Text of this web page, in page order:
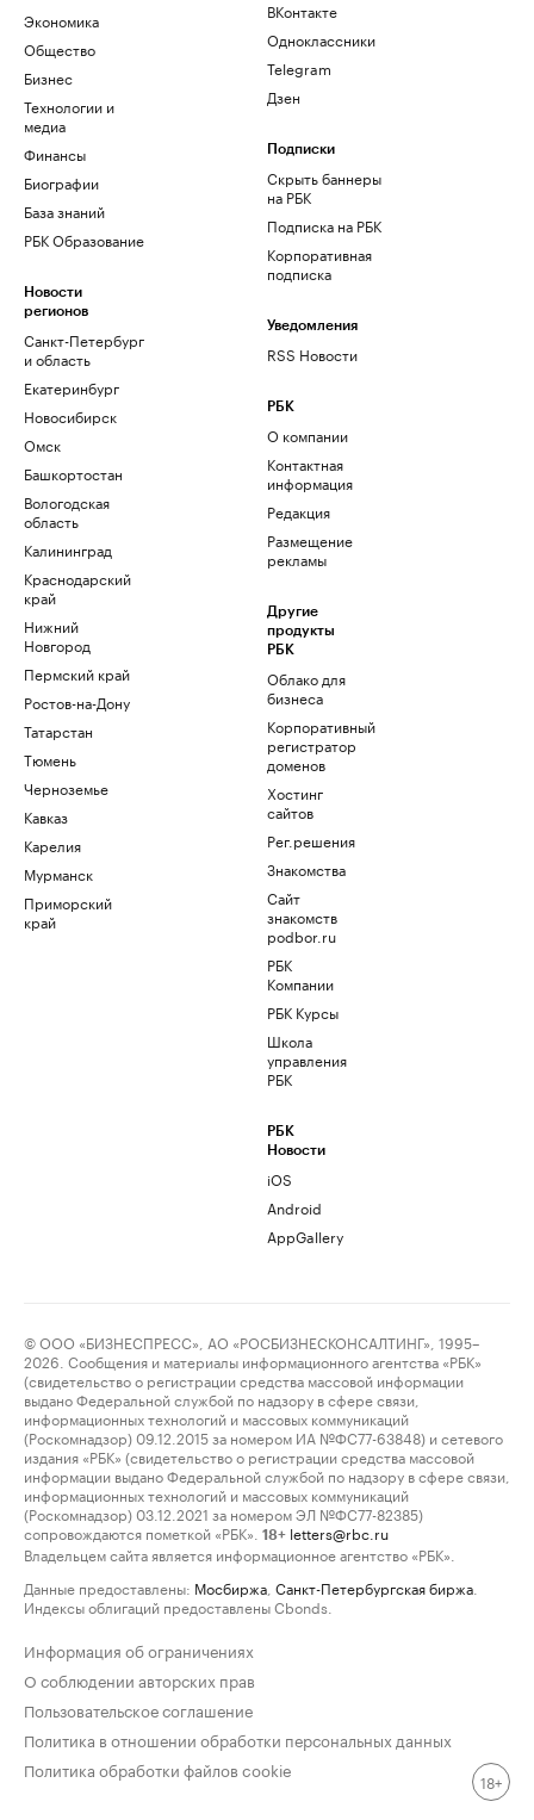
Экономика
Общество
Бизнес
Технологии и
медиа
Финансы
Биографии
База знаний
РБК Образование
Новости
регионов
Санкт-Петербург
и область
Екатеринбург
Новосибирск
Омск
Башкортостан
Вологодская
область
Калининград
Краснодарский
край
Нижний
Новгород
Пермский край
Ростов-на-Дону
Татарстан
Тюмень
Черноземье
Кавказ
Карелия
Мурманск
Приморский
край
ВКонтакте
Одноклассники
Telegram
Дзен
Подписки
Скрыть баннеры
на РБК
Подписка на РБК
Корпоративная
подписка
Уведомления
RSS Новости
РБК
О компании
Контактная
информация
Редакция
Размещение
рекламы
Другие
продукты
РБК
Облако для
бизнеса
Корпоративный
регистратор
доменов
Хостинг
сайтов
Рег.решения
Знакомства
Сайт
знакомств
podbor.ru
РБК
Компании
РБК Курсы
Школа
управления
РБК
РБК
Новости
iOS
Android
AppGallery
© ООО «БИЗНЕСПРЕСС», АО «РОСБИЗНЕСКОНСАЛТИНГ», 1995–
2026. Сообщения и материалы информационного агентства «РБК»
(свидетельство о регистрации средства массовой информации
выдано Федеральной службой по надзору в сфере связи,
информационных технологий и массовых коммуникаций
(Роскомнадзор) 09.12.2015 за номером ИА №ФС77-63848) и сетевого
издания «РБК» (свидетельство о регистрации средства массовой
информации выдано Федеральной службой по надзору в сфере связи,
информационных технологий и массовых коммуникаций
(Роскомнадзор) 03.12.2021 за номером ЭЛ №ФС77-82385)
сопровождаются пометкой «РБК».
18+ letters@rbc.ru
Владельцем сайта является информационное агентство «РБК».
Данные предоставлены: Мосбиржа Санкт-Петербургская биржа
Индексы облигаций предоставлены Cbonds.
Информация об ограничениях
О соблюдении авторских прав
Пользовательское соглашение
Политика в отношении обработки персональных данных
Политика обработки файлов cookie
18+